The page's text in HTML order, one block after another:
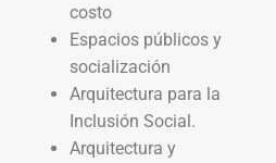
costo
Espacios públicos y
socialización
Arquitectura para la
Inclusión Social.
Arquitectura y